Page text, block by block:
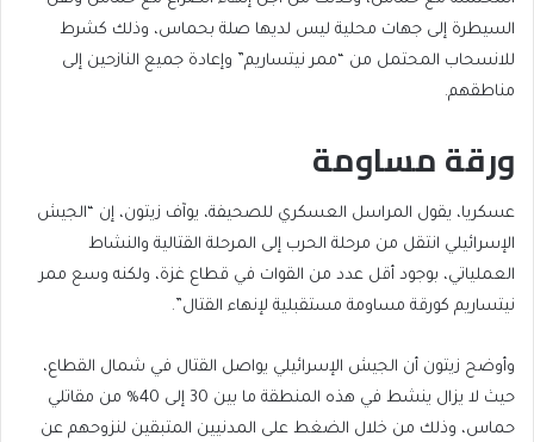
السيطرة إلى جهات محلية ليس لديها صلة بحماس، وذلك كشرط
للانسحاب المحتمل من “ممر نيتساريم” وإعادة جميع النازحين إلى
مناطقهم.
ورقة مساومة
عسكريا، يقول المراسل العسكري للصحيفة، يوآف زيتون، إن “الجيش
الإسرائيلي انتقل من مرحلة الحرب إلى المرحلة القتالية والنشاط
العملياتي، بوجود أقل عدد من القوات في قطاع غزة، ولكنه وسع ممر
نيتساريم كورقة مساومة مستقبلية لإنهاء القتال”.
وأوضح زيتون أن الجيش الإسرائيلي يواصل القتال في شمال القطاع،
حيث لا يزال ينشط في هذه المنطقة ما بين 30 إلى 40% من مقاتلي
حماس، وذلك من خلال الضغط على المدنيين المتبقين لنزوحهم عن